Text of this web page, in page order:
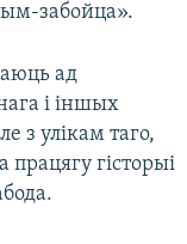
забойца».
ад
і іншых
з улікам таго,
гісторыі